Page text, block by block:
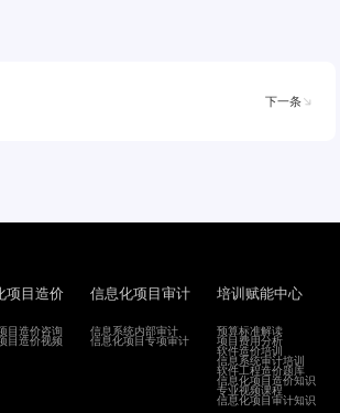
下一条
项目造价
目造价咨询
目造价视频
信息化项目审计
信息系统内部审计
信息化项目专项审计
培训赋能中心
预算标准解读
项目费用分析
软件造价培训
信息系统审计培训
软件工程造价题库
信息化项目造价知识
专业视频课程
信息化项目审计知识